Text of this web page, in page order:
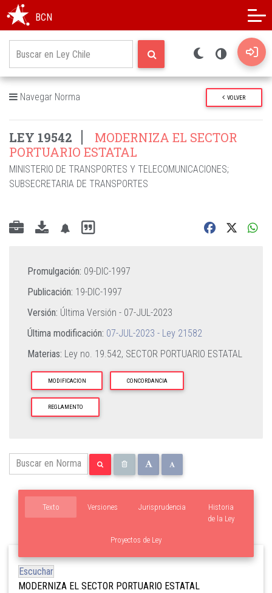
BCN
Navegar Norma VOLVER
LEY 19542
MODERNIZA EL SECTOR
PORTUARIO ESTATAL
MINISTERIO DE TRANSPORTES Y TELECOMUNICACIONES;
SUBSECRETARIA DE TRANSPORTES
Promulgación: 09-DIC-1997
Publicación: 19-DIC-1997
Versión: Última Versión - 07-JUL-2023
Última modificación: 07-JUL-2023 - Ley 21582
Materias: Ley no. 19.542, SECTOR PORTUARIO ESTATAL
MODIFICACION CONCORDANCIA
REGLAMENTO
Texto Versiones Jurisprudencia
Proyectos de Ley
Historia
de la Ley
Escuchar
MODERNIZA EL SECTOR PORTUARIO ESTATAL